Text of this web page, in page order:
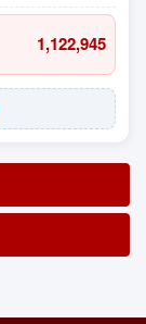
1,122,945